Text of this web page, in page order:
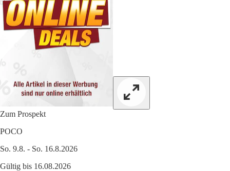
Zum Prospekt
POCO
So. 9.8. - So. 16.8.2026
Gültig bis 16.08.2026